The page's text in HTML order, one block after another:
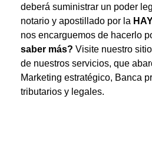
deberá suministrar un poder
notario y apostillado por la
nos encarguemos de hacerlo
saber más? Visite nuestro
de nuestros servicios, que
Marketing estratégico, Banca
tributarios y legales.